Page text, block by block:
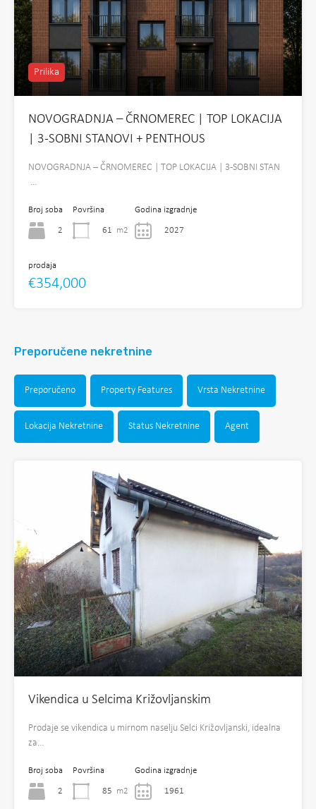
Prilika
NOVOGRADNJA – ČRNOMEREC | TOP LOKACIJA
| 3-SOBNI STANOVI + PENTHOUS
NOVOGRADNJA – ČRNOMEREC | TOP LOKACIJA | 3-SOBNI STAN
…
Broj soba
2
Površina
61 m2
Godina izgradnje
2027
prodaja
€354,000
Preporučene nekretnine
Preporučeno Property Features Vrsta Nekretnine
Lokacija Nekretnine Status Nekretnine Agent
Vikendica u Selcima Križovljanskim
Prodaje se vikendica u mirnom naselju Selci Križovljanski, idealna
za…
Broj soba
2
Površina
85 m2
Godina izgradnje
1961